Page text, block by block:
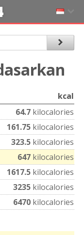
kcal
64.7 kilocalories
161.75 kilocalories
323.5 kilocalories
647 kilocalories
1617.5 kilocalories
3235 kilocalories
6470 kilocalories